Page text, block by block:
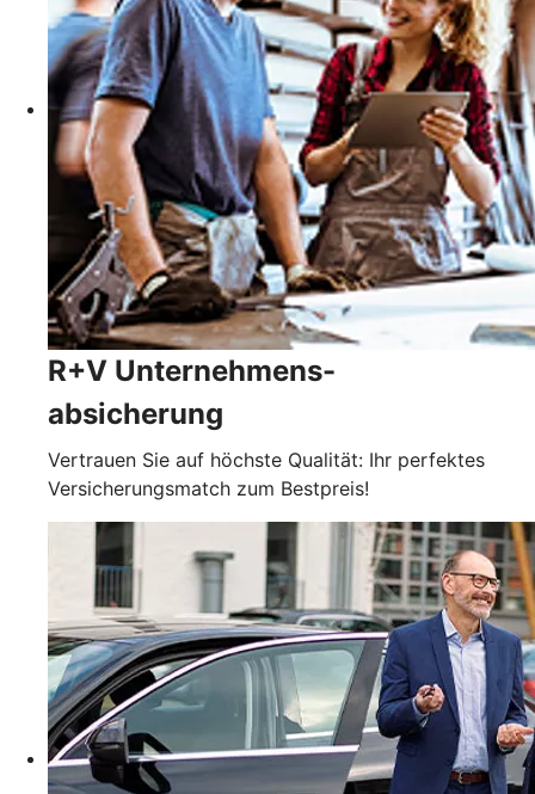
R+V Unternehmens-
absicherung
Vertrauen Sie auf höchste Qualität: Ihr perfektes
Versicherungsmatch zum Bestpreis!